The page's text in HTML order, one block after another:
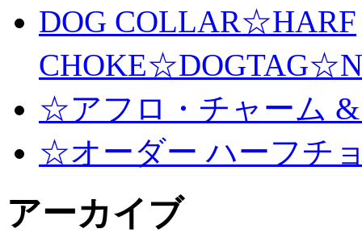
DOG COLLAR☆HARF
☆アフロ・チャーム
☆オーダー ハーフチ
アーカイブ